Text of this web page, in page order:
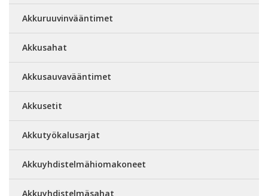
Akkuruuvinvääntimet
Akkusahat
Akkusauvavääntimet
Akkusetit
Akkutyökalusarjat
Akkuyhdistelmähiomakoneet
Akkuyhdistelmäsahat